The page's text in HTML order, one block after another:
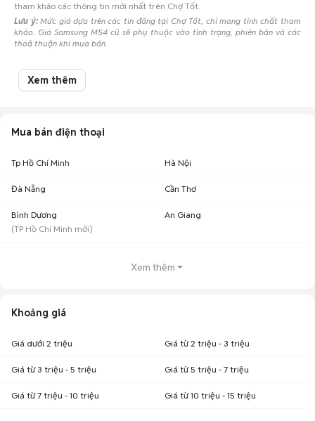
tham khảo các thông tin mới nhất trên Chợ Tốt.
Lưu ý:Mức giá dựa trên các tin đăng tại Chợ Tốt, chỉ mang tính chất tham
khảo. Giá Samsung M54 cũ sẽ phụ thuộc vào tình trạng, phiên bản và các
thoả thuận khi mua bán.
Mua bán Samsung M54 cũ
Chợ Tốt có 19 tin đăng bán, mua Samsung M54 cũ với nhiều khoảng giá
Samsung Galaxy M54 giá 3 - 5 triệu
Samsung Galaxy M54 giá 2 - 3 triệu : 5 điện thoại
Xem thêm
Mua bán điện thoại
Tp Hồ Chí Minh Hà Nội
Đà Nẵng Cần Thơ
Bình Dương
(TP Hồ Chí Minh mới)
An Giang
Xem thêm
Khoảng giá
Giá dưới 2 triệu Giá từ 2 triệu - 3 triệu
Giá từ 3 triệu - 5 triệu Giá từ 5 triệu - 7 triệu
Giá từ 7 triệu - 10 triệu Giá từ 10 triệu - 15 triệu